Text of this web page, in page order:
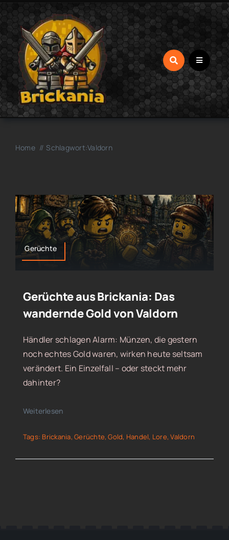
Zum
Inhalt
springen
Home Schlagwort:Valdorn
Gerüchte
Gerüchte aus Brickania: Das
wandernde Gold von Valdorn
Händler schlagen Alarm: Münzen, die gestern
noch echtes Gold waren, wirken heute seltsam
verändert. Ein Einzelfall – oder steckt mehr
dahinter?
Weiterlesen
Tags: Brickania,Gerüchte,Gold, Handel, Lore,Valdorn